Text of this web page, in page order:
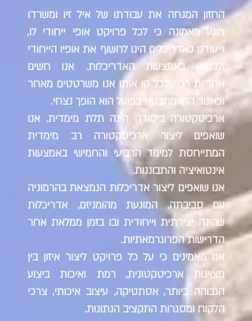
החזון המנחה את עבודתו של איל זיו ומשרדו
מונע מאמונה כי לכל פרויקט אופי ייחודי לו,
וייעודנו כאדריכלים הינו לחשוף את אופיו הייחודי
ולבטאו באמצעות האדריכלות. אנו חשים
אחריות רבה לכל קו אותו אנו משרטטים מאחר
וכאשר הקו מתבטא בפועל הוא הופך נצחי.
ארכיטקטורה ביסודה הינה תלת מימדית. אנו
שואפים ליצור ארכיטקטורה רב מימדית
המתייחסת למימד הרביעי והחמישי באמצעות
אינטואיציה והתבוננות.
אנו שואפים ליצור אדריכלות הנמצאת בהרמוניה
עם סביבתה, המונעת מהומניזם, אדריכלות
שהינה יצירתית וייחודית ובו בזמן ממלאת אחר
הדרישות הפרוגרמאתיות.
אנו מאמינים כי על כל פרויקט ליצור איזון בין
מצוינות ארכיטקטונית, רמת ואיכות ביצוע
הגבוהה ביותר, אסתטיקה, עיצוב איכותי, צרכי
הלקוח ומסגרות התקציב הנתונות.